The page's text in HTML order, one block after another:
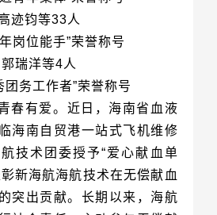
迹钧等33人
岗位能手”荣誉称号
郭瑞洋等4人
团务工作者”荣誉称号